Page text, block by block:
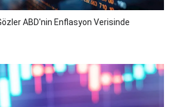
ABD'nin Enflasyon Verisinde